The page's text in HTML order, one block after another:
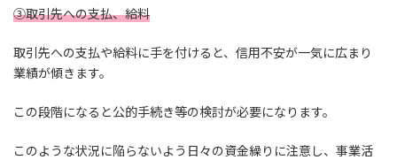
③取引先への支払、給料
取引先への支払や給料に手を付けると、信用不安が一気に広まり
業績が傾きます。
この段階になると公的手続き等の検討が必要になります。
このような状況に陥らないよう日々の資金繰りに注意し、事業活